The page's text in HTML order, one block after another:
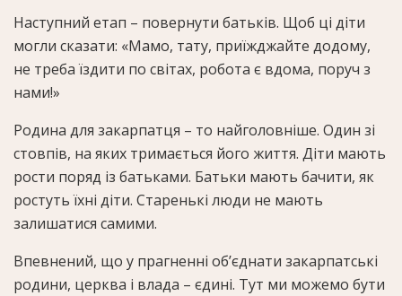
Наступний етап – повернути батьків. Щоб ці діти
могли сказати: «Мамо, тату, приїжджайте додому,
не треба їздити по світах, робота є вдома, поруч з
нами!»
Родина для закарпатця – то найголовніше. Один зі
стовпів, на яких тримається його життя. Діти мають
рости поряд із батьками. Батьки мають бачити, як
ростуть їхні діти. Старенькі люди не мають
залишатися самими.
Впевнений, що у прагненні об’єднати закарпатські
родини, церква і влада – єдині. Тут ми можемо бути